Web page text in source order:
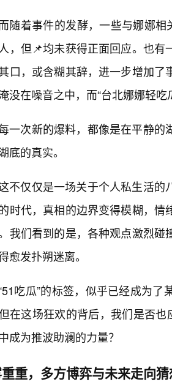
随着事件的发酵，一些与娜娜相
，但📌均未获得正面回应。也
口，或含糊其辞，进一步增加
没在噪音之中，而“台北娜娜轻
一次新的爆料，都像是在平静的
底的真实。
不仅仅是一场关于个人私生活的
时代，真相的边界变得模糊，
我们看到的是，各种观点激烈
愈发扑朔迷离。
吃瓜”的标签，似乎已经成为
在这场狂欢的背后，我们是否
成为推波助澜的力量？
重，多方博弈与未来走向